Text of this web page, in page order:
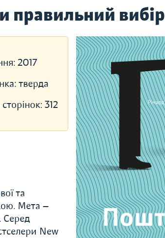
вибір
2017
тверда
сторінок:312
та
Мета —
Серед
New